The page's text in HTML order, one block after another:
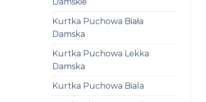
Kurtka Puchowa Biała
Damska
Kurtka Puchowa Lekka
Damska
Kurtka Puchowa Biala